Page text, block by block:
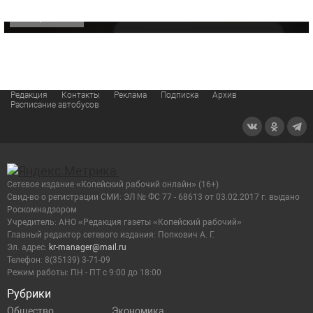
Редакция Контакты Реклама Подписка
Архив
Расписание автобусов
Рубрики
Сетевое издание «Копейский рабочий онлайн» (16+)
Cвид-во о регистрации СМИ: ЭЛ № ФС 77 - 68613 от 03.02.2017 г. выдано
Роскомнадзором
Учредитель: АНО «Редакция газеты «Копейский рабочий»
Главный редактор сетевого издания: Попкович А. Г.
Эл. адрес: kr-manager@mail.ru
Телефон: 8(35139) 3-71-09
Режим работы: ПН - ПТ с 9:00 до 18:00